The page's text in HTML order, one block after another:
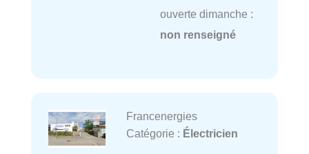
ouverte dimanche :
non renseigné
Francenergies
Catégorie : Électricien